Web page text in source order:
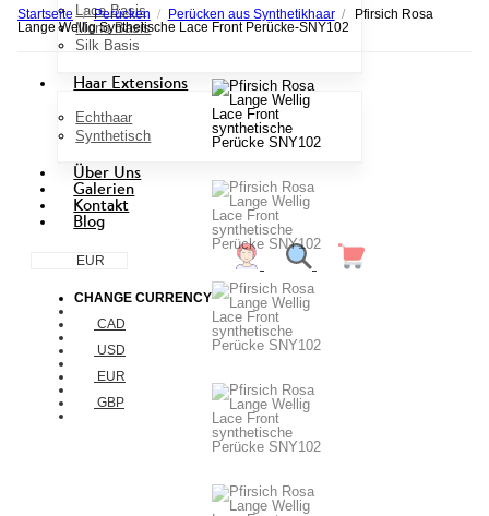
Lace Basis
Mono Basis
Silk Basis
Haar Extensions
Echthaar
Synthetisch
Über Uns
Galerien
Kontakt
Blog
EUR
CHANGE CURRENCY
CAD
USD
EUR
GBP
Startseite / Perücken / Perücken aus Synthetikhaar /
Pfirsich Rosa
Lange Wellig Synthetische Lace Front Perücke-SNY102